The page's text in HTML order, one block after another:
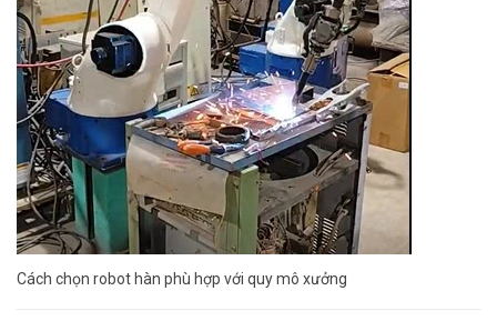
Cách chọn robot hàn phù hợp với quy mô xưởng